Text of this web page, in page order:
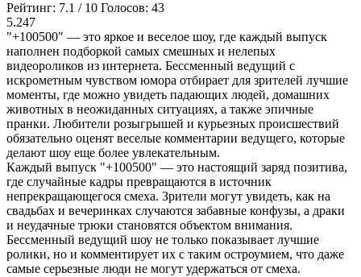
Рейтинг: 7.1 / 10 Голосов: 43
5.247
"+100500" — это яркое и веселое шоу, где каждый выпуск
наполнен подборкой самых смешных и нелепых
видеороликов из интернета. Бессменный ведущий с
искрометным чувством юмора отбирает для зрителей лучшие
моменты, где можно увидеть падающих людей, домашних
животных в неожиданных ситуациях, а также эпичные
пранки. Любители розыгрышей и курьезных происшествий
обязательно оценят веселые комментарии ведущего, которые
делают шоу еще более увлекательным.
Каждый выпуск "+100500" — это настоящий заряд позитива,
где случайные кадры превращаются в источник
непрекращающегося смеха. Зрители могут увидеть, как на
свадьбах и вечеринках случаются забавные конфузы, а драки
и неудачные трюки становятся объектом внимания.
Бессменный ведущий шоу не только показывает лучшие
ролики, но и комментирует их с таким остроумием, что даже
самые серьезные люди не могут удержаться от смеха.